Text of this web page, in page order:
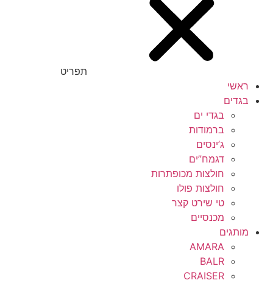
תפריט
ראשי
בגדים
בגדי ים
ברמודות
ג’ינסים
דגמח”ים
חולצות מכופתרות
חולצות פולו
טי שירט קצר
מכנסיים
מותגים
AMARA
BALR
CRAISER